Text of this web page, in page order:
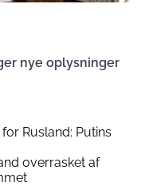
nye oplysninger
Rusland: Putins
overrasket af